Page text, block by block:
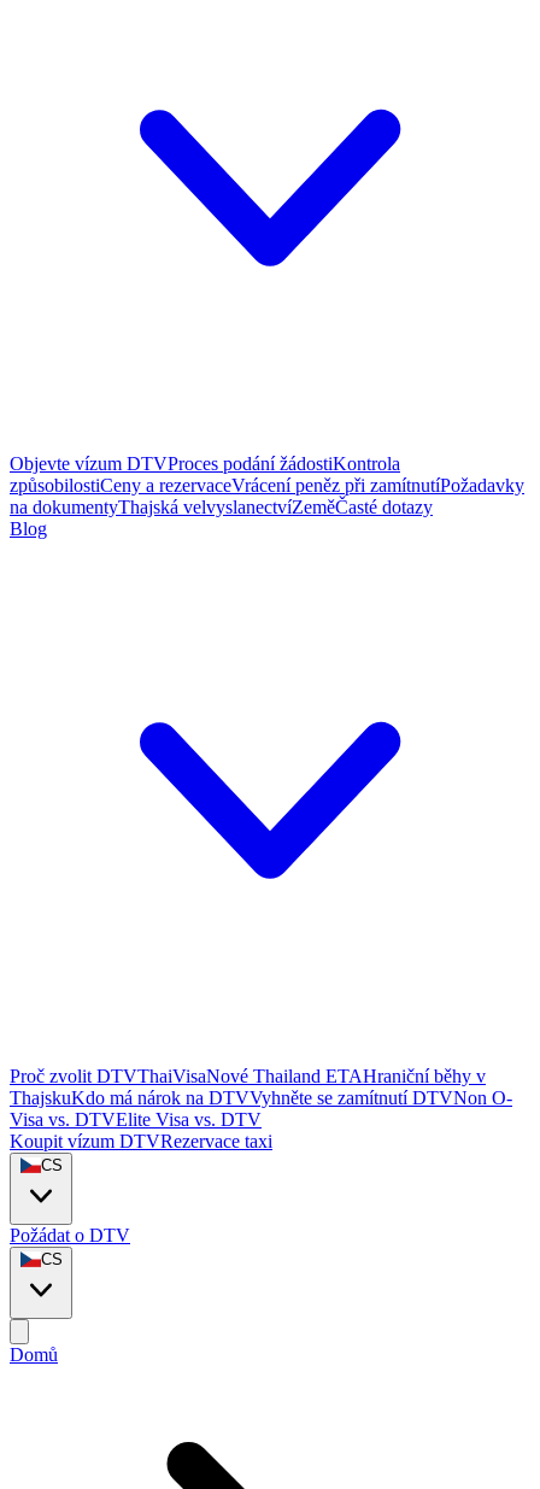
Objevte vízum DTVProces podání žádostiKontrola
způsobilostiCeny a rezervaceVrácení peněz při zamítnutíPožadavky
na dokumentyThajská velvyslanectvíZeměČasté dotazy
Blog
Proč zvolit DTVThaiVisaNové Thailand ETAHraniční běhy v
ThajskuKdo má nárok na DTVVyhněte se zamítnutí DTVNon O-
Visa vs. DTVElite Visa vs. DTV
Koupit vízum DTVRezervace taxi
CS
Požádat o DTV
CS
Domů